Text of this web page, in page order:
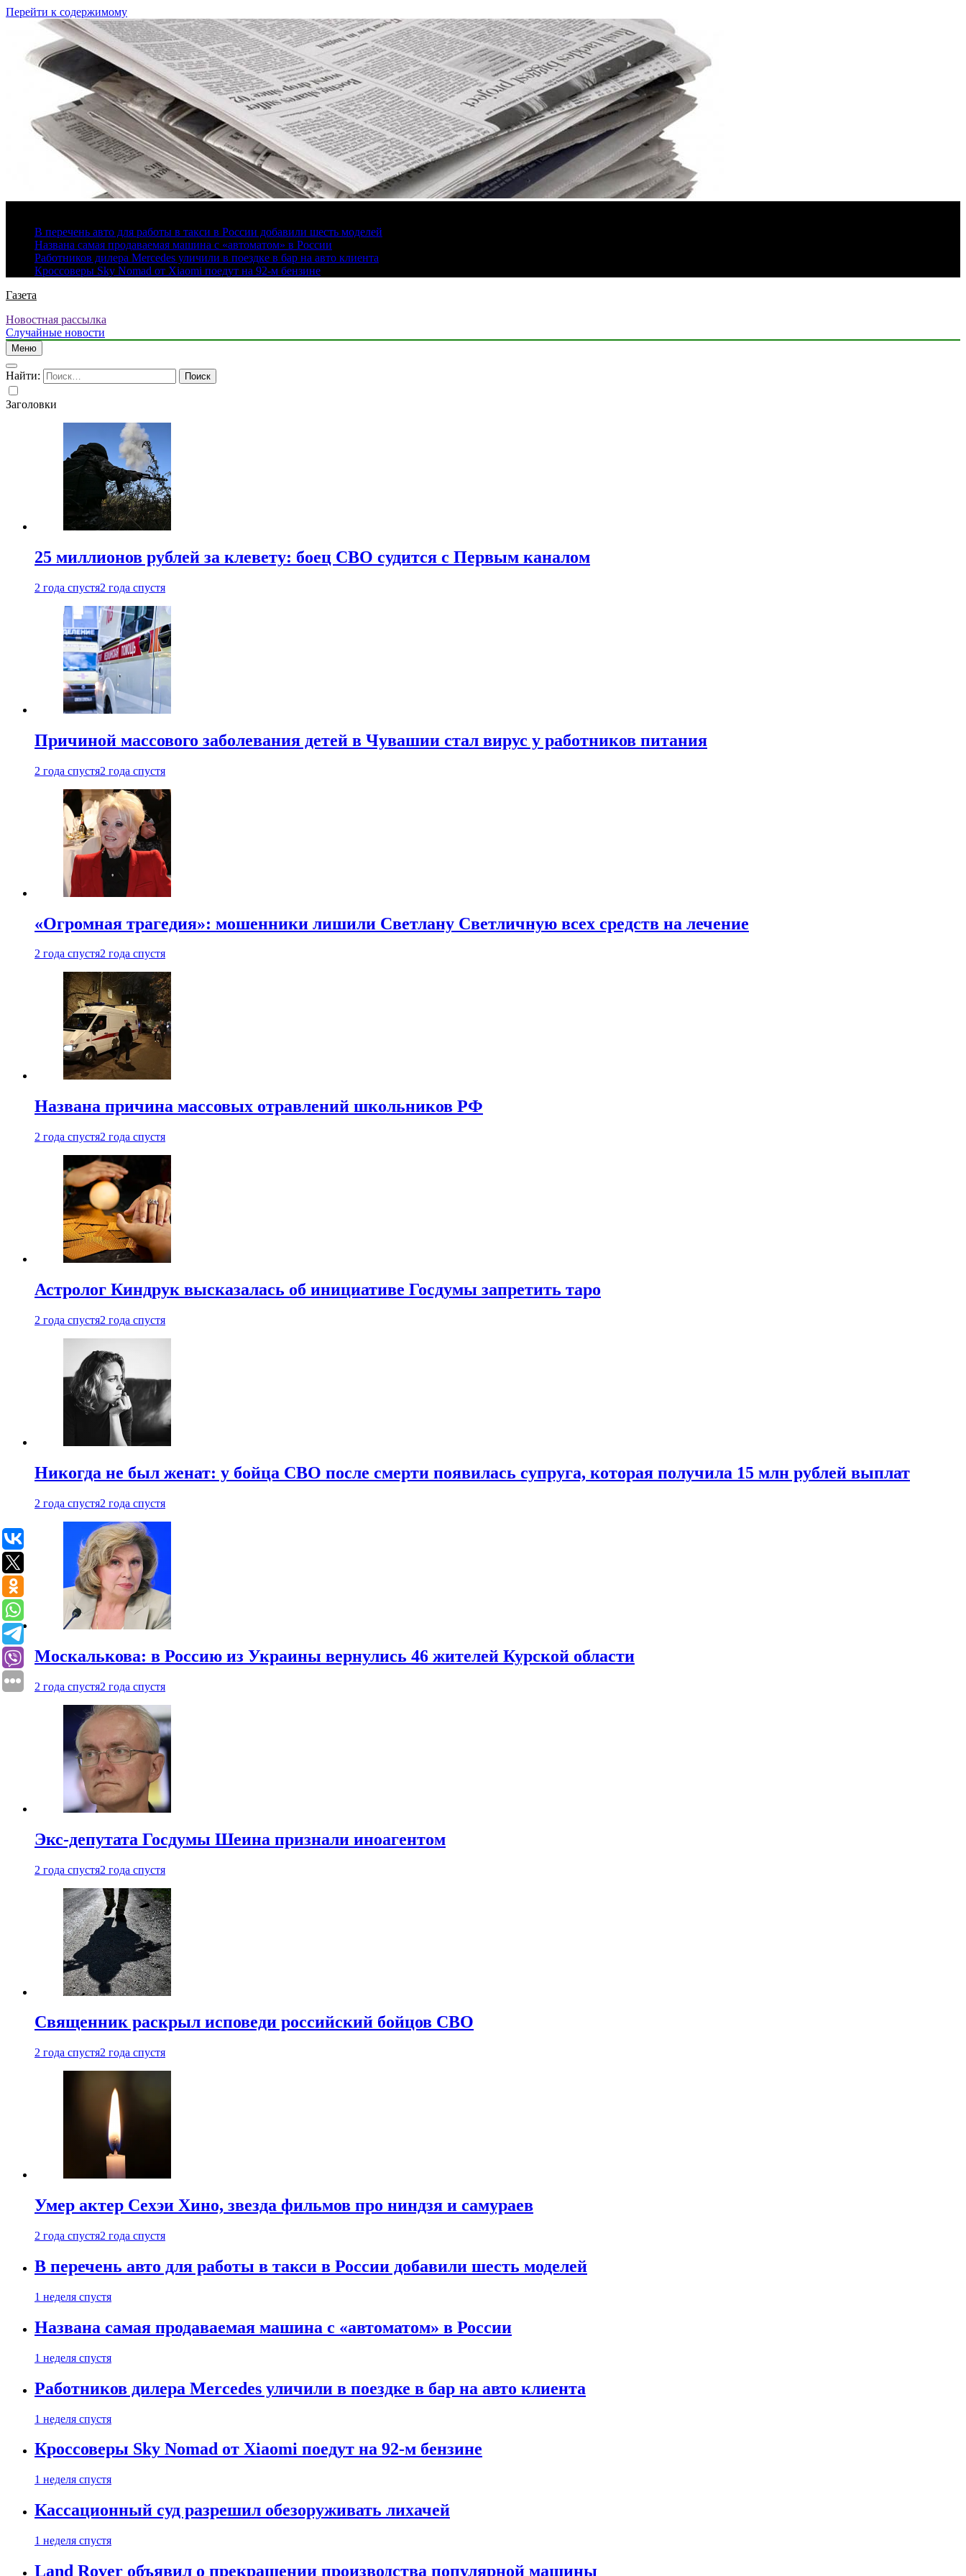
Перейти к содержимому
В перечень авто для работы в такси в России добавили шесть моделей
Названа самая продаваемая машина с «автоматом» в России
Работников дилера Mercedes уличили в поездке в бар на авто клиента
Кроссоверы Sky Nomad от Xiaomi поедут на 92-м бензине
Газета
Новостная рассылка
Случайные новости
Меню
Найти:
Заголовки
25 миллионов рублей за клевету: боец СВО судится с Первым каналом
2 года спустя2 года спустя
Причиной массового заболевания детей в Чувашии стал вирус у работников питания
2 года спустя2 года спустя
«Огромная трагедия»: мошенники лишили Светлану Светличную всех средств на лечение
2 года спустя2 года спустя
Названа причина массовых отравлений школьников РФ
2 года спустя2 года спустя
Астролог Киндрук высказалась об инициативе Госдумы запретить таро
2 года спустя2 года спустя
Никогда не был женат: у бойца СВО после смерти появилась супруга, которая получила 15 млн рублей выплат
2 года спустя2 года спустя
Москалькова: в Россию из Украины вернулись 46 жителей Курской области
2 года спустя2 года спустя
Экс-депутата Госдумы Шеина признали иноагентом
2 года спустя2 года спустя
Священник раскрыл исповеди российский бойцов СВО
2 года спустя2 года спустя
Умер актер Сехэи Хино, звезда фильмов про ниндзя и самураев
2 года спустя2 года спустя
В перечень авто для работы в такси в России добавили шесть моделей
1 неделя спустя
Названа самая продаваемая машина с «автоматом» в России
1 неделя спустя
Работников дилера Mercedes уличили в поездке в бар на авто клиента
1 неделя спустя
Кроссоверы Sky Nomad от Xiaomi поедут на 92-м бензине
1 неделя спустя
Кассационный суд разрешил обезоруживать лихачей
1 неделя спустя
Land Rover объявил о прекращении производства популярной машины